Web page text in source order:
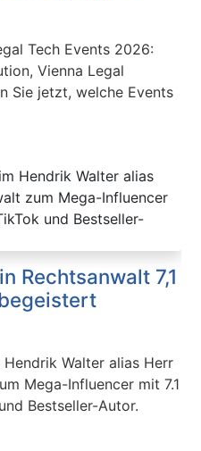
Tech Events 2026:
Vienna Legal
Sie jetzt, welche Events
Rechtsanwalt 7,1
Walter alias Herr
Mega-Influencer mit 7.1
Bestseller-Autor.